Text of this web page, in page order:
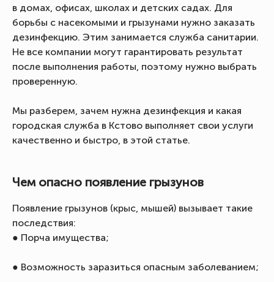
в домах, офисах, школах и детских садах. Для
борьбы с насекомыми и грызунами нужно заказать
дезинфекцию. Этим занимается служба санитарии.
Не все компании могут гарантировать результат
после выполнения работы, поэтому нужно выбрать
проверенную.
Мы разберем, зачем нужна дезинфекция и какая
городская служба в Кстово выполняет свои услуги
качественно и быстро, в этой статье.
Чем опасно появление грызунов
Появление грызунов (крыс, мышей) вызывает такие
последствия:
● Порча имущества;
● Возможность заразиться опасным заболеванием;